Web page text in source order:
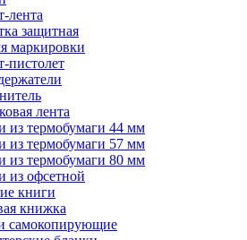
лента
защитная
маркировки
пистолет
лента
из термобумаги 44 мм
из термобумаги 57 мм
из термобумаги 80 мм
из офсетной
книги
книжка
самокопирующие